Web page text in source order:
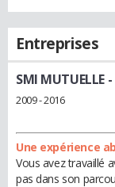
Entreprises
SMI MUTUELLE-
2009 - 2016
Une expérience
Vous avez travaillé
pas dans son